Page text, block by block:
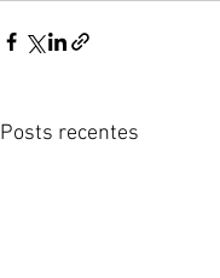
Posts recentes